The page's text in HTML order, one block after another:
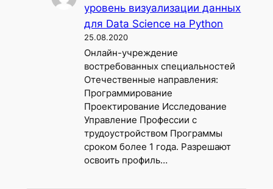
уровень визуализации данных
для Data Science на Python
25.08.2020
Онлайн-учреждение
востребованных специальностей
Отечественные направления:
Программирование
Проектирование Исследование
Управление Профессии с
трудоустройством Программы
сроком более 1 года. Разрешают
освоить профиль…